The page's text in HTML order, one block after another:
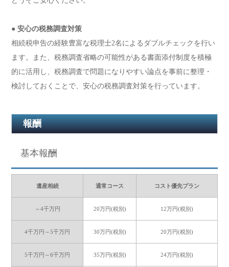
● 安心の税務調査対策
相続税申告の経験豊富な税理士2名によるダブルチェックを行い
ます。また、税務調査省略の可能性がある書面添付制度を積極
的に活用し、税務調査で問題になりやすい論点を事前に整理・
検討しておくことで、安心の税務調査対策を行っています。
報酬
基本報酬
遺産相続 通常コース コスト優先プラン
～4千万円 20万円(税別) 12万円(税別)
4千万円～5千万円 30万円(税別) 20万円(税別)
5千万円～6千万円 35万円(税別) 24万円(税別)